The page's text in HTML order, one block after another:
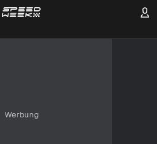
Werbung